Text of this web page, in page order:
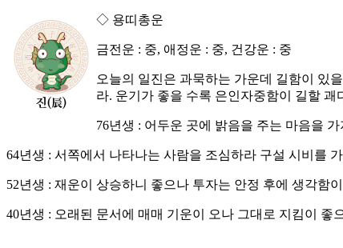
◇ 용띠총운
금전운 : 중, 애정운 : 중, 건강운 : 중
오늘의 일진은 과묵하는 가운데 길함이 있
라. 운기가 좋을 수록 은인자중함이 길할 괘
76년생 : 어두운 곳에 밝음을 주는 마음을
64년생 : 서쪽에서 나타나는 사람을 조심하라 구설 시비를
52년생 : 재운이 상승하니 좋으나 투자는 안정 후에 생각함
40년생 : 오래된 문서에 매매 기운이 오나 그대로 지킴이 좋